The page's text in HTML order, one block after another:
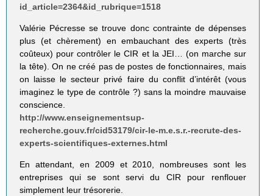
id_article=2364&id_rubrique=1518
Valérie Pécresse se trouve donc contrainte de dépenses
plus (et chèrement) en embauchant des experts (très
coûteux) pour contrôler le CIR et la JEI… (on marche sur
la tête). On ne créé pas de postes de fonctionnaires, mais
on laisse le secteur privé faire du conflit d’intérêt (vous
imaginez le type de contrôle ?) sans la moindre mauvaise
conscience.
http://www.enseignementsup-
recherche.gouv.fr/cid53179/cir-le-m.e.s.r.-recrute-des-
experts-scientifiques-externes.html
En attendant, en 2009 et 2010, nombreuses sont les
entreprises qui se sont servi du CIR pour renflouer
simplement leur trésorerie.